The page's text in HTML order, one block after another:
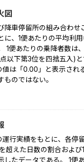
図
降車停留所の組み合わせ
に、1便あたりの平均利
1便あたりの乗降者数は
以下第3位を四捨五入)
値は「0.00」と表示され
のではない。
運行実績をもとに、各停
超えた日数の割合および
したデータである。 1便